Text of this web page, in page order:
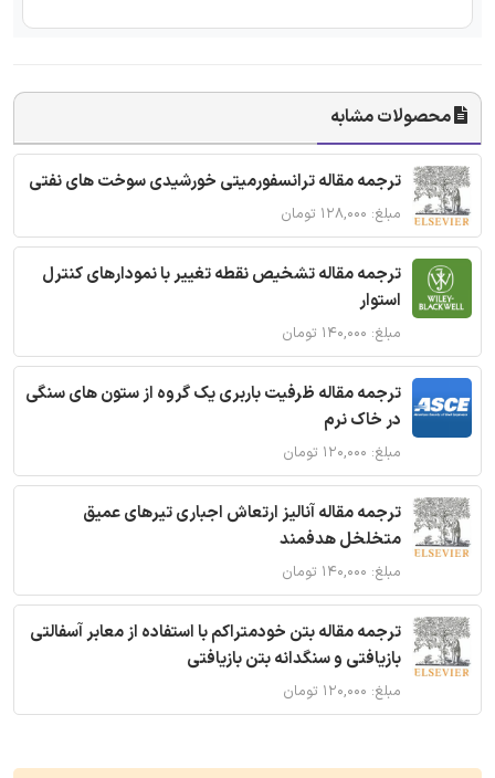
محصولات مشابه
ترجمه مقاله ترانسفورمیتی خورشیدی سوخت های نفتی
مبلغ: ۱۲۸,۰۰۰ تومان
ترجمه مقاله تشخیص نقطه تغییر با نمودارهای کنترل
استوار
مبلغ: ۱۴۰,۰۰۰ تومان
ترجمه مقاله ظرفیت باربری یک گروه از ستون های سنگی
در خاک نرم
مبلغ: ۱۲۰,۰۰۰ تومان
ترجمه مقاله آنالیز ارتعاش اجباری تیرهای عمیق
متخلخل هدفمند
مبلغ: ۱۴۰,۰۰۰ تومان
ترجمه مقاله بتن خودمتراکم با استفاده از معابر آسفالتی
بازیافتی و سنگدانه بتن بازیافتی
مبلغ: ۱۲۰,۰۰۰ تومان